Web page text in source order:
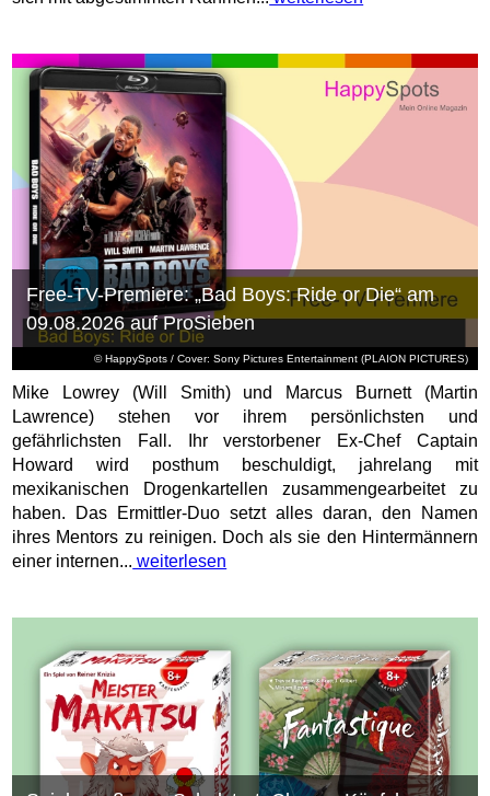
© HappySpots / Cover: Sony Pictures Entertainment (PLAION PICTURES)
Free-TV-Premiere: „Bad Boys: Ride or Die“ am
09.08.2026 auf ProSieben
Mike Lowrey (Will Smith) und Marcus Burnett (Martin
Lawrence) stehen vor ihrem persönlichsten und
gefährlichsten Fall. Ihr verstorbener Ex-Chef Captain
Howard wird posthum beschuldigt, jahrelang mit
mexikanischen Drogenkartellen zusammengearbeitet zu
haben. Das Ermittler-Duo setzt alles daran, den Namen
ihres Mentors zu reinigen. Doch als sie den Hintermännern
einer internen... weiterlesen